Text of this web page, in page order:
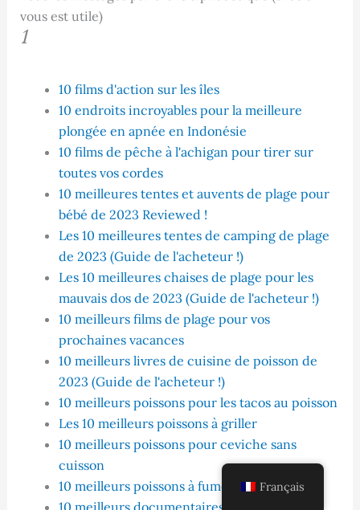
vous est utile)
1
10 films d'action sur les îles
10 endroits incroyables pour la meilleure
plongée en apnée en Indonésie
10 films de pêche à l'achigan pour tirer sur
toutes vos cordes
10 meilleures tentes et auvents de plage pour
bébé de 2023 Reviewed !
Les 10 meilleures tentes de camping de plage
de 2023 (Guide de l'acheteur !)
Les 10 meilleures chaises de plage pour les
mauvais dos de 2023 (Guide de l'acheteur !)
10 meilleurs films de plage pour vos
prochaines vacances
10 meilleurs livres de cuisine de poisson de
2023 (Guide de l'acheteur !)
10 meilleurs poissons pour les tacos au poisson
Les 10 meilleurs poissons à griller
10 meilleurs poissons pour ceviche sans
cuisson
10 meilleurs poissons à fumer
10 meilleurs documentaires et films sur la
Français